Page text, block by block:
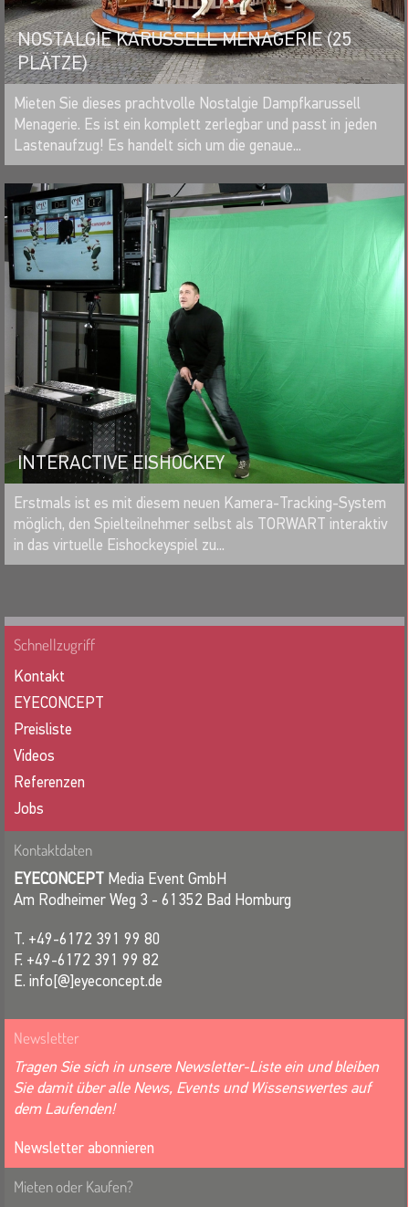
NOSTALGIE KARUSSELL MENAGERIE (25
PLÄTZE)
MERKEN
Mieten Sie dieses prachtvolle Nostalgie Dampfkarussell
Menagerie. Es ist ein komplett zerlegbar und passt in jeden
Lastenaufzug! Es handelt sich um die genaue...
INTERACTIVE EISHOCKEY
MERKEN
Erstmals ist es mit diesem neuen Kamera-Tracking-System
möglich, den Spielteilnehmer selbst als TORWART interaktiv
in das virtuelle Eishockeyspiel zu...
Schnellzugriff
Kontakt
EYECONCEPT
Preisliste
Videos
Referenzen
Jobs
Kontaktdaten
EYECONCEPT Media Event GmbH
Am Rodheimer Weg 3 - 61352 Bad Homburg
T. +49-6172 391 99 80
F. +49-6172 391 99 82
E. info[@]eyeconcept.de
Newsletter
Tragen Sie sich in unsere Newsletter-Liste ein und bleiben
Sie damit über alle News, Events und Wissenswertes auf
dem Laufenden!
Newsletter abonnieren
Mieten oder Kaufen?